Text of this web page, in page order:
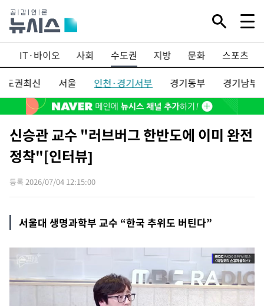
IT·바이오 사회 수도권 지방 문화
스포츠
도권최신
서울 인천·경기서부 경기동부 경기남부
신승관 교수 "러브버그 한반도에 이미 완전
정착"[인터뷰]
등록 2026/07/04 12:15:00
서울대 생명과학부 교수 “한국 추위도 버틴다”